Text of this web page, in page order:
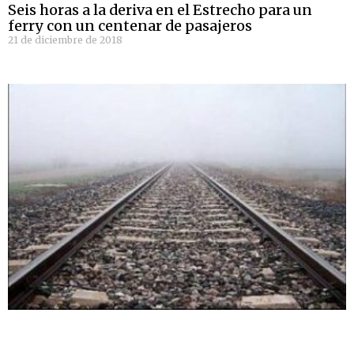
Seis horas a la deriva en el Estrecho para un
ferry con un centenar de pasajeros
21 de diciembre de 2018